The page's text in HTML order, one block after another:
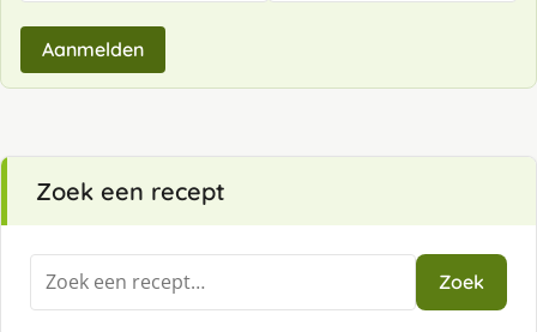
Aanmelden
Zoek een recept
Zoeken
naar:
Zoek